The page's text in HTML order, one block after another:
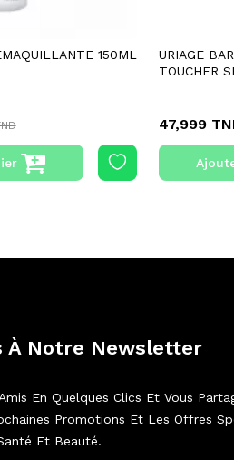
150ML
URIAGE
TOUCHER
47,999
À Notre Newsletter
En Quelques Clics Et Vous
Promotions Et Les Offres
Et Beauté.